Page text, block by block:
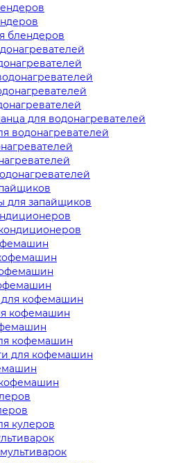
блендеров
для водонагревателей
водонагревателей
для запайщиков
кофемашин
кофемашин
кофемашин
для кофемашин
кулеров